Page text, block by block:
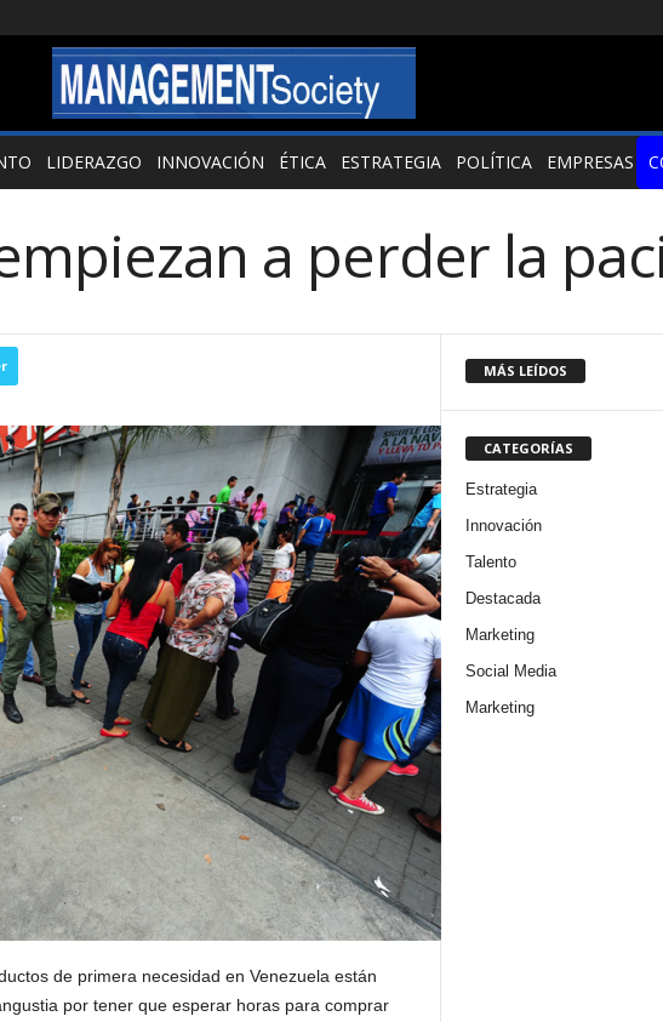
LIDERAZGO INNOVACIÓN ÉTICA ESTRATEGIA POLÍTICA EMPRESAS
a perder la
de primera necesidad en Venezuela están
por tener que esperar horas para comprar
MÁS LEÍDOS
CATEGORÍAS
Estrategia
Innovación
Talento
Destacada
Marketing
Social Media
Marketing